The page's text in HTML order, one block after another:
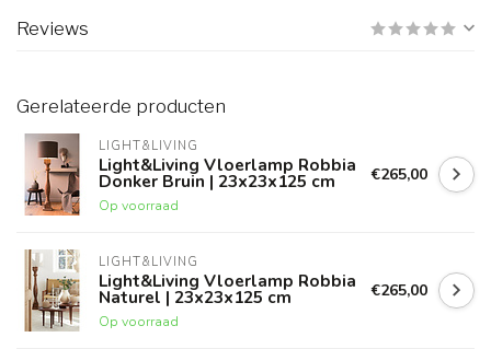
Reviews
Gerelateerde producten
LIGHT&LIVING
Light&Living Vloerlamp Robbia
Donker Bruin | 23x23x125 cm
Op voorraad
€265,00
LIGHT&LIVING
Light&Living Vloerlamp Robbia
Naturel | 23x23x125 cm
Op voorraad
€265,00